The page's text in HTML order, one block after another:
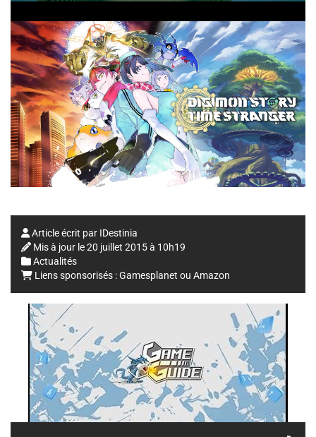
Article écrit par IDestinia
Mis à jour le20 juillet 2015 à 10h19
Actualités
Liens sponsorisés :Gamesplanet ou Amazon